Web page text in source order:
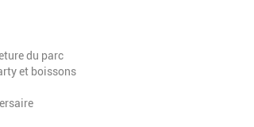
du parc
et boissons